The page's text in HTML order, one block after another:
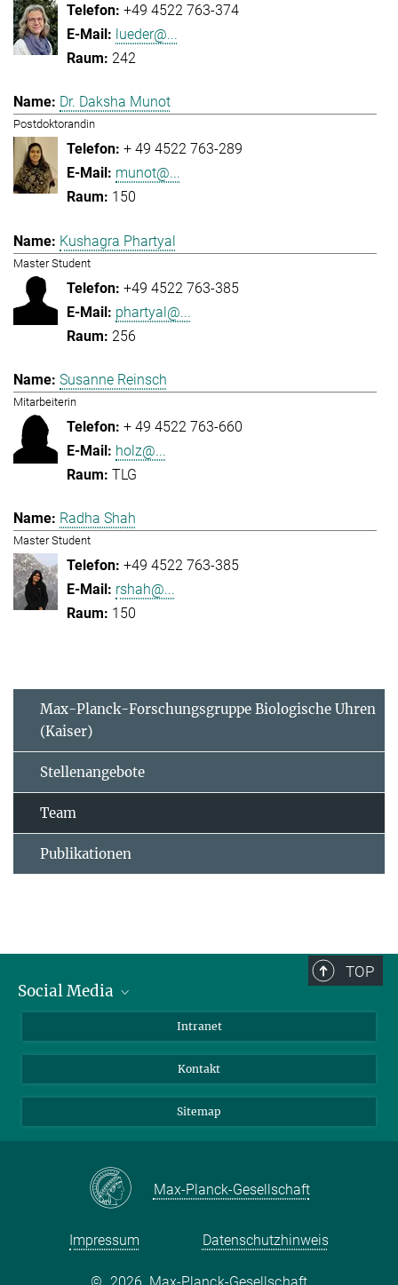
+49 4522 763-374
lueder@...
242
Dr. Daksha Munot
Postdoktorandin
+ 49 4522 763-289
munot@...
150
Kushagra Phartyal
Master Student
+49 4522 763-385
phartyal@...
256
Susanne Reinsch
Mitarbeiterin
+ 49 4522 763-660
holz@...
TLG
Radha Shah
Master Student
+49 4522 763-385
rshah@...
150
Max-Planck-Forschungsgruppe Biologische Uhren
(Kaiser)
Stellenangebote
Team
Publikationen
TOP
Social Media
LinkedIn
Intranet
Kontakt
Sitemap
Max-Planck-Gesellschaft
Impressum Datenschutzhinweis